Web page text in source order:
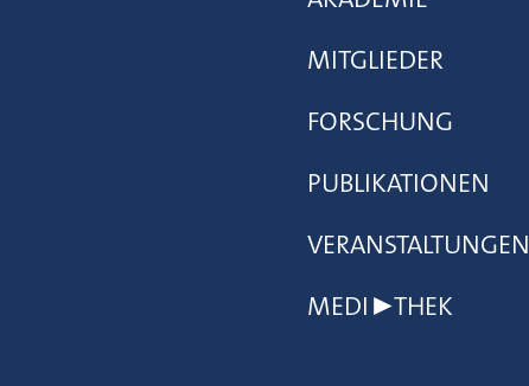
MITGLIEDER
FORSCHUNG
PUBLIKATIONEN
VERANSTALTUNGEN
MEDI▶THEK